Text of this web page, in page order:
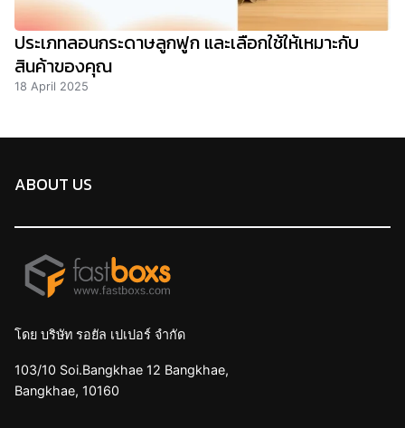
ประเภทลอนกระดาษลูกฟูก และเลือกใช้ให้เหมาะกับ
สินค้าของคุณ
18 April 2025
ABOUT US
โดย บริษัท รอยัล เปเปอร์ จำกัด
103/10 Soi.Bangkhae 12 Bangkhae,
Bangkhae, 10160